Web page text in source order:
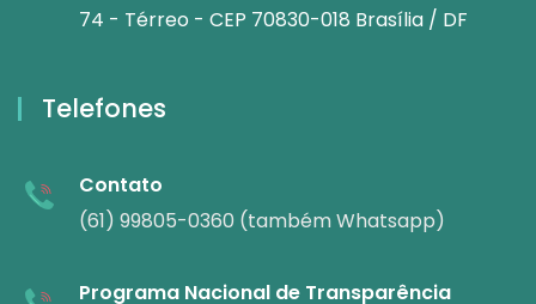
74 - Térreo - CEP 70830-018 Brasília / DF
Telefones
Contato
(61) 99805-0360 (também Whatsapp)
Programa Nacional de Transparência